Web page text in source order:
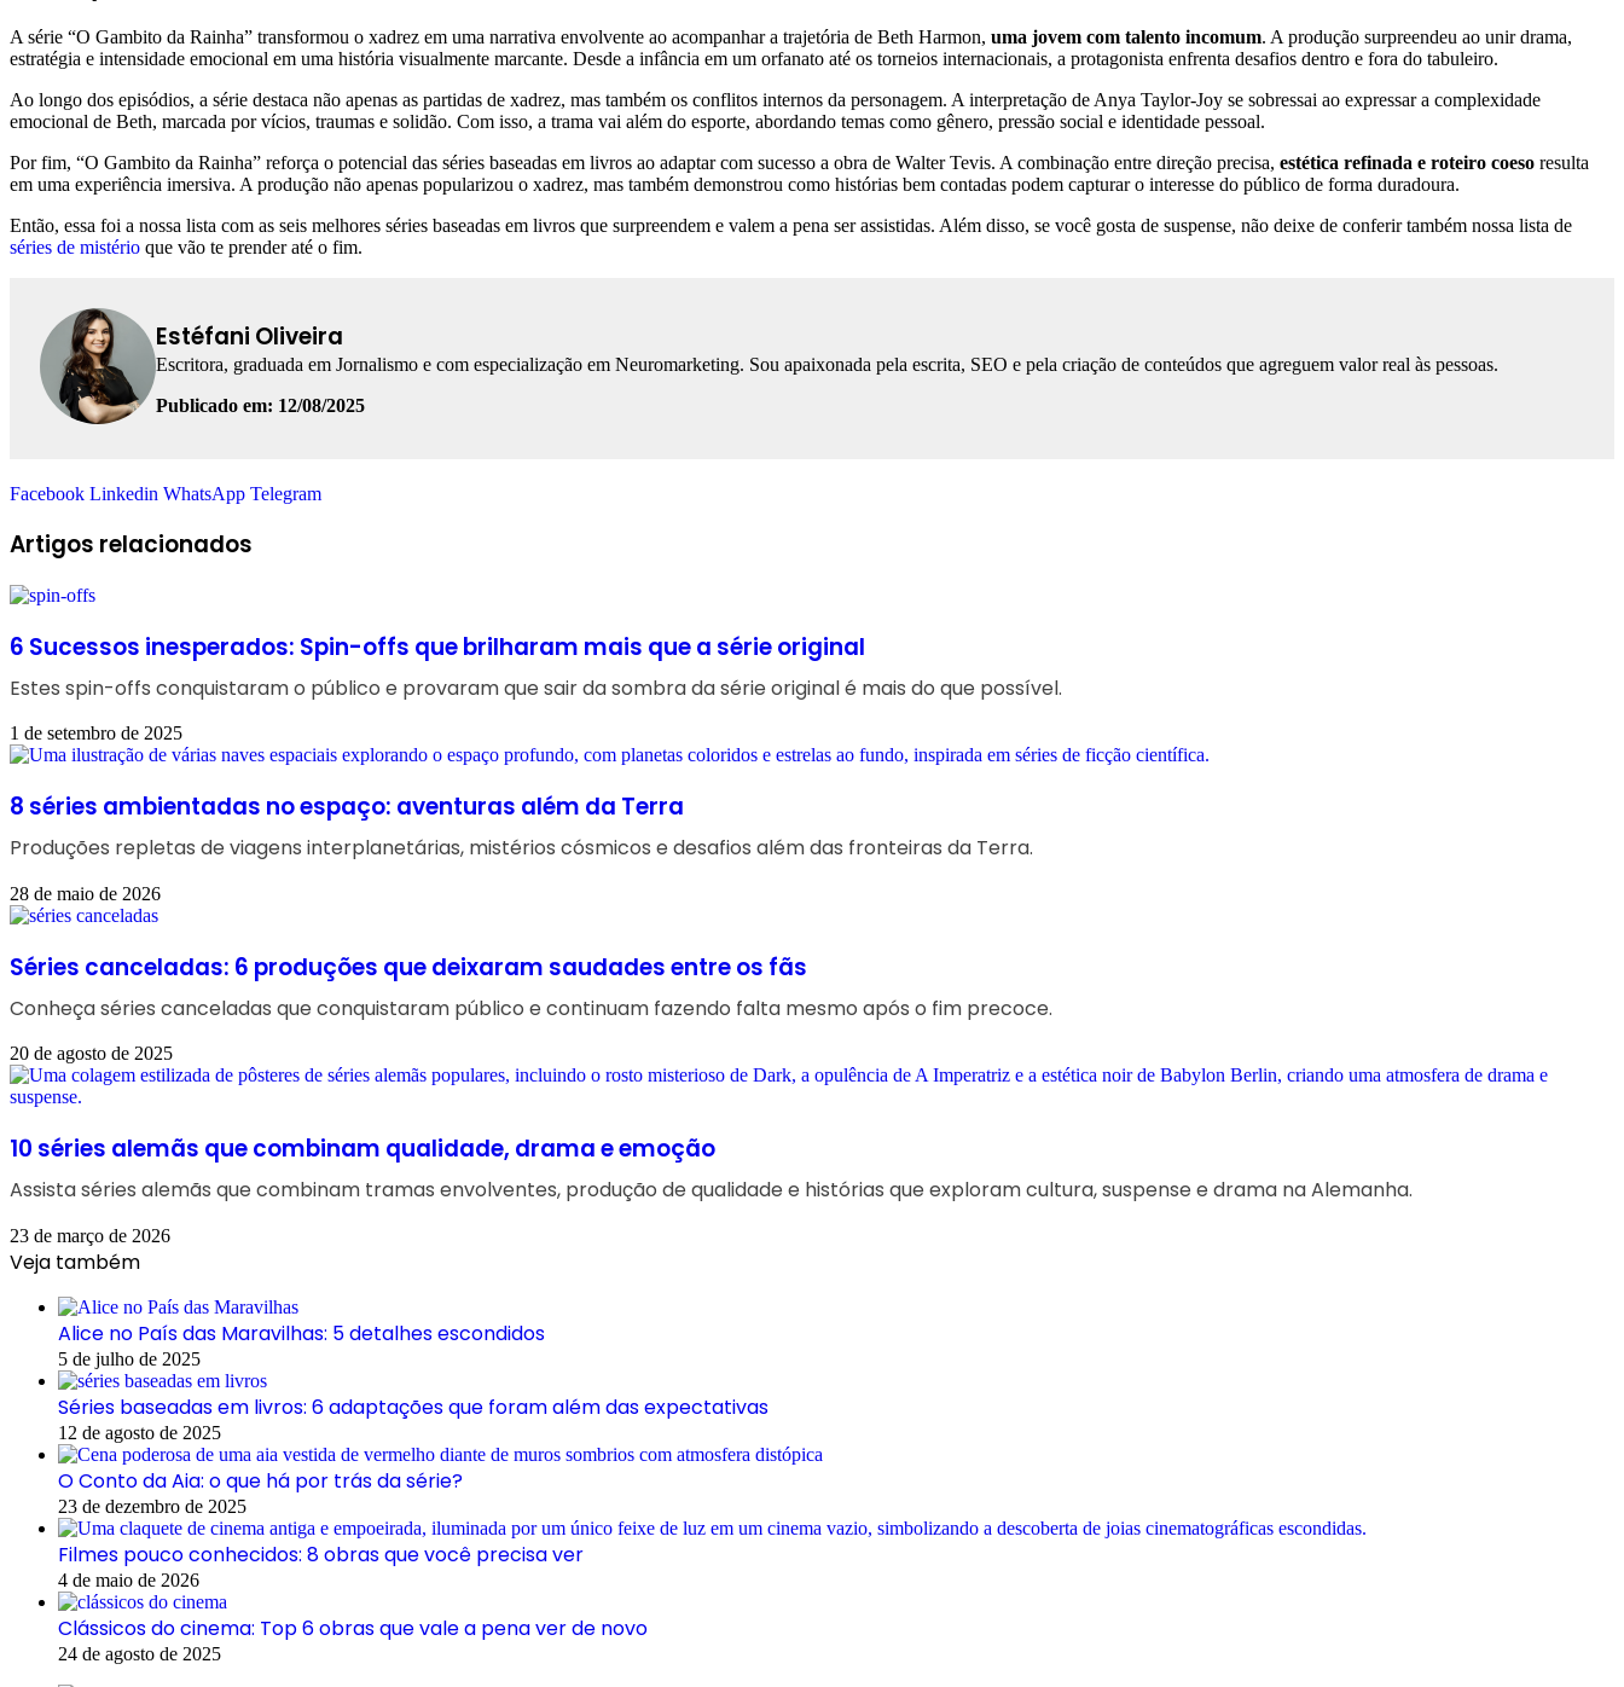
A série “O Gambito da Rainha” transformou o xadrez em uma narrativa envolvente ao acompanhar a trajetória de Beth Harmon, uma jovem com talento incomum. A produção surpreendeu ao unir drama,
estratégia e intensidade emocional em uma história visualmente marcante. Desde a infância em um orfanato até os torneios internacionais, a protagonista enfrenta desafios dentro e fora do tabuleiro.
Ao longo dos episódios, a série destaca não apenas as partidas de xadrez, mas também os conflitos internos da personagem. A interpretação de Anya Taylor-Joy se sobressai ao expressar a complexidade
emocional de Beth, marcada por vícios, traumas e solidão. Com isso, a trama vai além do esporte, abordando temas como gênero, pressão social e identidade pessoal.
Por fim, “O Gambito da Rainha” reforça o potencial das séries baseadas em livros ao adaptar com sucesso a obra de Walter Tevis. A combinação entre direção precisa, estética refinada e roteiro coeso resulta
em uma experiência imersiva. A produção não apenas popularizou o xadrez, mas também demonstrou como histórias bem contadas podem capturar o interesse do público de forma duradoura.
Então, essa foi a nossa lista com as seis melhores séries baseadas em livros que surpreendem e valem a pena ser assistidas. Além disso, se você gosta de suspense, não deixe de conferir também nossa lista de
séries de mistério que vão te prender até o fim.
Estéfani Oliveira
Escritora, graduada em Jornalismo e com especialização em Neuromarketing. Sou apaixonada pela escrita, SEO e pela criação de conteúdos que agreguem valor real às pessoas.
Publicado em: 12/08/2025
Facebook Linkedin WhatsApp Telegram
Artigos relacionados
6 Sucessos inesperados: Spin-offs que brilharam mais que a série original
Estes spin-offs conquistaram o público e provaram que sair da sombra da série original é mais do que possível.
1 de setembro de 2025
8 séries ambientadas no espaço: aventuras além da Terra
Produções repletas de viagens interplanetárias, mistérios cósmicos e desafios além das fronteiras da Terra.
28 de maio de 2026
Séries canceladas: 6 produções que deixaram saudades entre os fãs
Conheça séries canceladas que conquistaram público e continuam fazendo falta mesmo após o fim precoce.
20 de agosto de 2025
10 séries alemãs que combinam qualidade, drama e emoção
Assista séries alemãs que combinam tramas envolventes, produção de qualidade e histórias que exploram cultura, suspense e drama na Alemanha.
23 de março de 2026
Veja também
Alice no País das Maravilhas: 5 detalhes escondidos
5 de julho de 2025
Séries baseadas em livros: 6 adaptações que foram além das expectativas
12 de agosto de 2025
O Conto da Aia: o que há por trás da série?
23 de dezembro de 2025
Filmes pouco conhecidos: 8 obras que você precisa ver
4 de maio de 2026
Clássicos do cinema: Top 6 obras que vale a pena ver de novo
24 de agosto de 2025